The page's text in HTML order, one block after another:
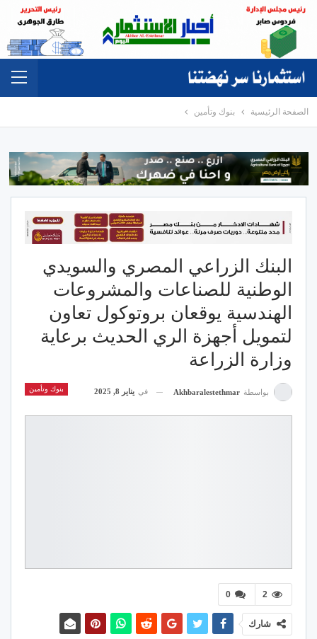
الصفحة الرئيسية بنوك وتأمين
البنك الزراعي المصري والسويدي
الوطنية للصناعات والمشروعات
الهندسية يوقعان بروتوكول تعاون
لتمويل أجهزة الري الحديث برعاية
وزارة الزراعة
بنوك وتأمين بواسطة Akhbaralestethmar في يناير 8, 2025
0 2
شارك